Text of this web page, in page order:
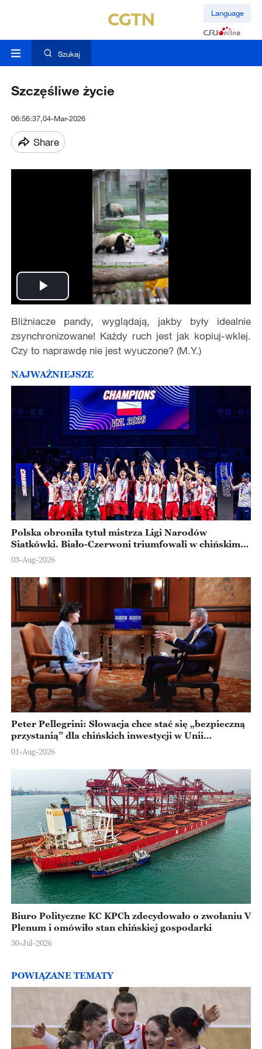
Language
Szukaj
Szczęśliwe życie
06:56:37,04-Mar-2026
Share
Play
Video
Bliźniacze pandy, wyglądają, jakby były idealnie
zsynchronizowane! Każdy ruch jest jak kopiuj-wklej.
Czy to naprawdę nie jest wyuczone? (M.Y.)
NAJWAŻNIEJSZE
Polska obroniła tytuł mistrza Ligi Narodów
Siatkówki. Biało-Czerwoni triumfowali w chińskim
Ningbo
03-Aug-2026
Peter Pellegrini: Słowacja chce stać się „bezpieczną
przystanią” dla chińskich inwestycji w Unii
Europejskiej
01-Aug-2026
Biuro Polityczne KC KPCh zdecydowało o zwołaniu V
Plenum i omówiło stan chińskiej gospodarki
30-Jul-2026
POWIĄZANE TEMATY